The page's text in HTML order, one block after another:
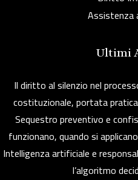
Assistenza
Ultimi
Il diritto al silenzio nel
costituzionale, portata
Sequestro preventivo e
funzionano, quando si
Intelligenza artificiale e
l’algoritmo